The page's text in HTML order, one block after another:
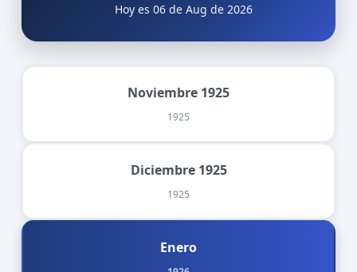
Hoy es 06 de Aug de 2026
Noviembre 1925
1925
Diciembre 1925
1925
Enero